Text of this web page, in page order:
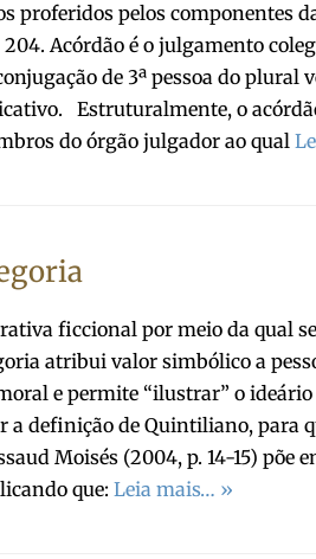
proferidos pelos componentes
Acórdão é o julgamento
de 3ª pessoa do plural
Estruturalmente, o
do órgão julgador ao qual
ficcional por meio da qual
atribui valor simbólico a
e permite “ilustrar” o
a definição de Quintiliano, para
Moisés (2004, p. 14-15)
que: Leia mais… »